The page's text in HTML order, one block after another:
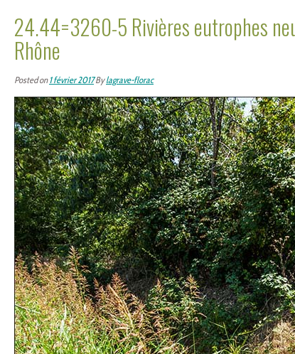
24.44=3260-5 Rivières eutrophes
Rhône
Posted on1 février 2017Bylagrave-florac